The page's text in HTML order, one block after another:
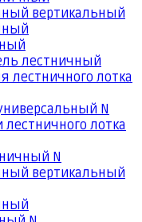
вертикальный
лестничный
лестничного лотка
N
лотка
N
вертикальный